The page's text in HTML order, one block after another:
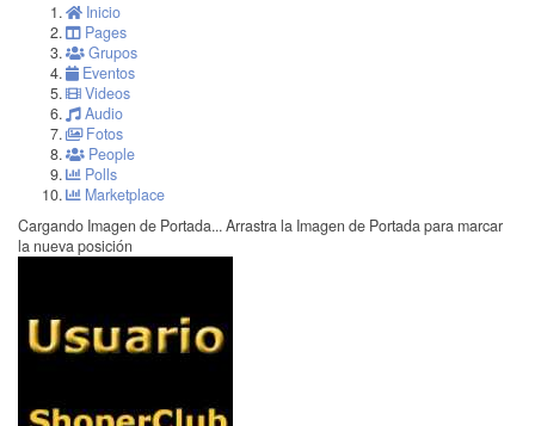
Inicio
Pages
Grupos
Eventos
Videos
Audio
Fotos
People
Polls
Marketplace
Cargando Imagen de Portada... Arrastra la Imagen de Portada para marcar
la nueva posición